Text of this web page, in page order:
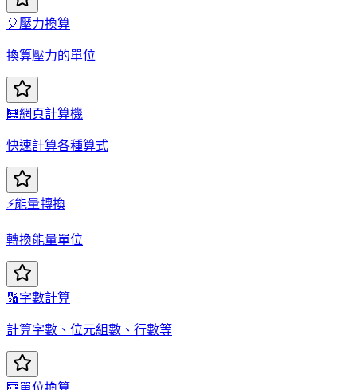
🎈 壓力換算
換算壓力的單位
🧮網頁計算機
快速計算各種算式
⚡能量轉換
轉換能量單位
🔢字數計算
計算字數、位元組數、行數等